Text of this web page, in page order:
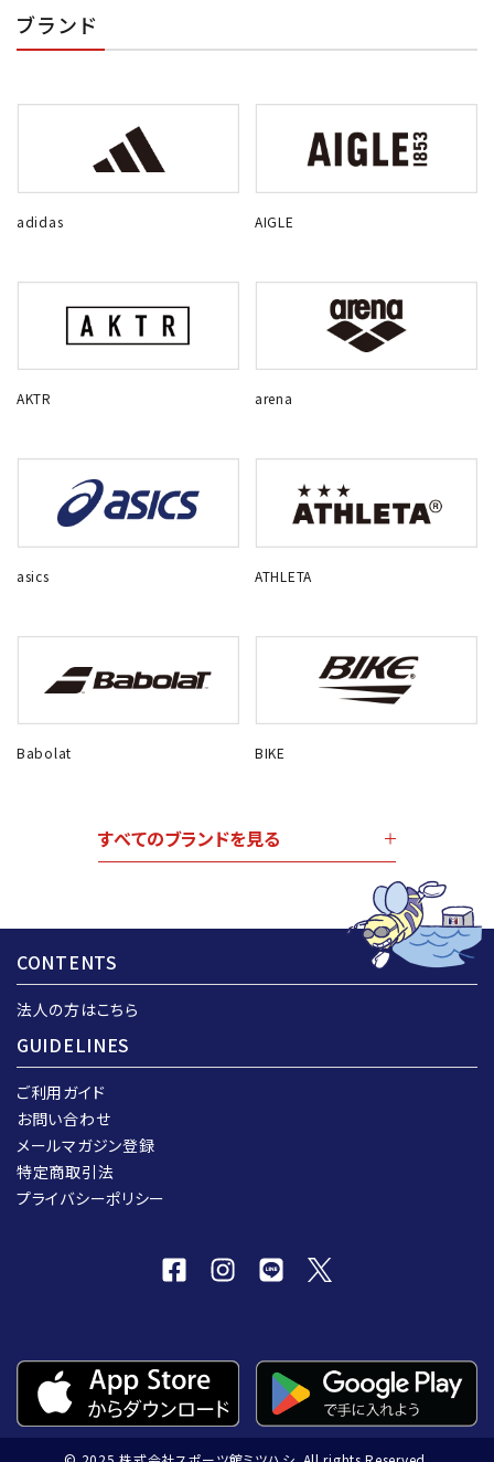
ブランド
adidas AIGLE
AKTR arena
asics ATHLETA
Babolat BIKE
すべてのブランドを見る
CONTENTS
法人の方はこちら
GUIDELINES
ご利用ガイド
お問い合わせ
メールマガジン登録
特定商取引法
プライバシーポリシー